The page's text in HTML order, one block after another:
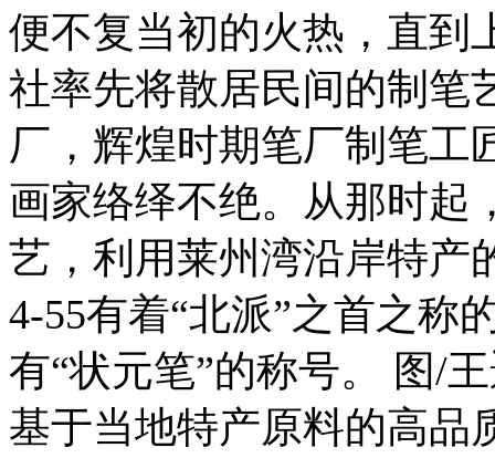
便不复当初的火热，直到
社率先将散居民间的制笔
厂，辉煌时期笔厂制笔工
画家络绎不绝。从那时起
艺，利用莱州湾沿岸特产
4-55有着“北派”之首之称
有“状元笔”的称号。 图/
基于当地特产原料的高品